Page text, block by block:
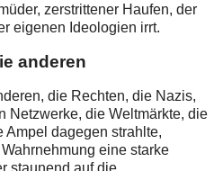
zerstrittener Haufen, der
eigenen Ideologien irrt.
anderen
die Rechten, die Nazis,
Netzwerke, die Weltmärkte, die
Ampel dagegen strahlte,
eine starke
staunend auf die